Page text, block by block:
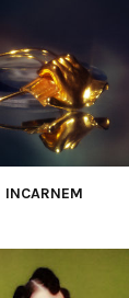
INCARNEM